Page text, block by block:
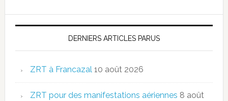
DERNIERS ARTICLES PARUS
ZRT à Francazal 10 août 2026
ZRT pour des manifestations aériennes 8 août